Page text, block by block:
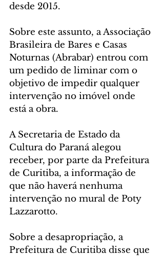
desde 2015.
Sobre este assunto, a Associação
Brasileira de Bares e Casas
Noturnas (Abrabar) entrou com
um pedido de liminar com o
objetivo de impedir qualquer
intervenção no imóvel onde
está a obra.
A Secretaria de Estado da
Cultura do Paraná alegou
receber, por parte da Prefeitura
de Curitiba, a informação de
que não haverá nenhuma
intervenção no mural de Poty
Lazzarotto.
Sobre a desapropriação, a
Prefeitura de Curitiba disse que